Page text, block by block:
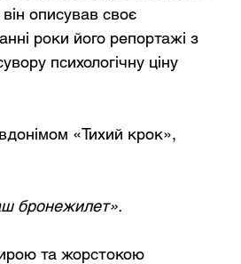
він описував своє
роки його репортажі з
психологічну ціну
«Тихий крок»,
бронежилет».
та жорстокою